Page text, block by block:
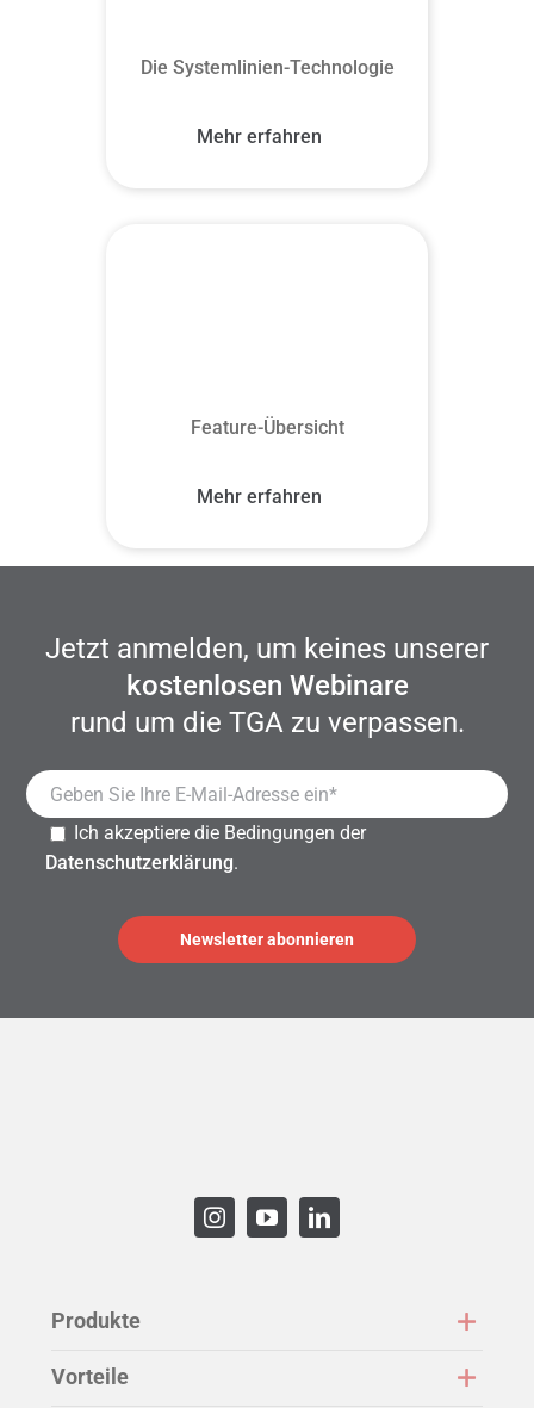
Die Systemlinien-Technologie
Mehr erfahren
Feature-Übersicht
Mehr erfahren
Jetzt anmelden, um keines unserer
kostenlosen Webinare
rund um die TGA zu verpassen.
Ich akzeptiere die Bedingungen der
Datenschutzerklärung.
Produkte
Vorteile